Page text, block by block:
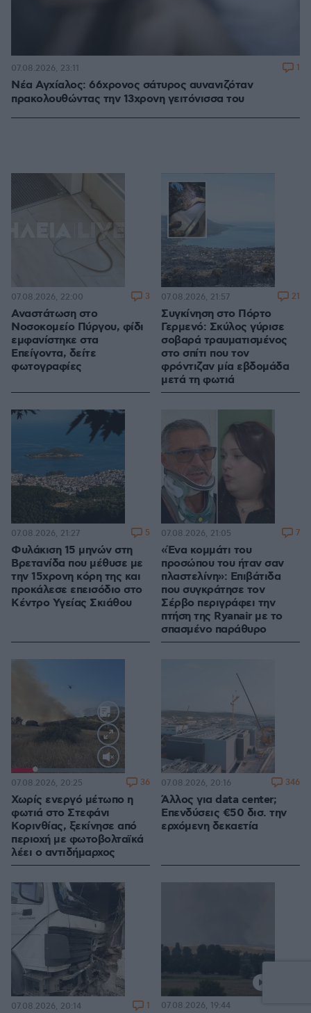
Νέα Αγχίαλος: 66χρονος σάτυρος αυνανιζόταν
πρακολουθώντας την 13χρονη γειτόνισσα του
07.08.2026, 23:11 1
Αναστάτωση στο
Νοσοκομείο Πύργου, φίδι
εμφανίστηκε στα
Επείγοντα, δείτε
φωτογραφίες
07.08.2026, 22:00 3
Συγκίνηση στο Πόρτο
Γερμενό: Σκύλος γύρισε
σοβαρά τραυματισμένος
στο σπίτι που τον
φρόντιζαν μία εβδομάδα
μετά τη φωτιά
07.08.2026, 21:57 21
Φυλάκιση 15 μηνών στη
Βρετανίδα που μέθυσε με
την 15χρονη κόρη της και
προκάλεσε επεισόδιο στο
Κέντρο Υγείας Σκιάθου
07.08.2026, 21:27 5
«Ένα κομμάτι του
προσώπου του ήταν σαν
πλαστελίνη»: Επιβάτιδα
που συγκράτησε τον
Σέρβο περιγράφει την
πτήση της Ryanair με το
σπασμένο παράθυρο
07.08.2026, 21:05 7
Loaded:
100.00%
Χωρίς ενεργό μέτωπο η
φωτιά στο Στεφάνι
Κορινθίας, ξεκίνησε από
περιοχή με φωτοβολταϊκά
λέει ο αντιδήμαρχος
07.08.2026, 20:25 36
Άλλος για data center;
Επενδύσεις €50 δισ. την
ερχόμενη δεκαετία
07.08.2026, 20:16 346
07.08.2026, 20:14 1 07.08.2026, 19:44